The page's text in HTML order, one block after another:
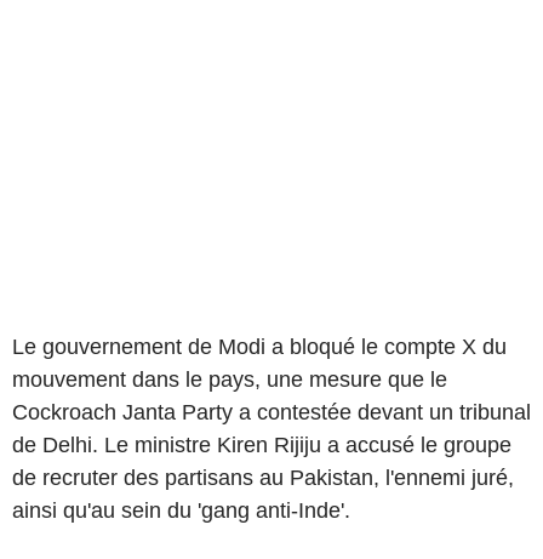
Le gouvernement de Modi a bloqué le compte X du
mouvement dans le pays, une mesure que le
Cockroach Janta Party a contestée devant un tribunal
de Delhi. Le ministre Kiren Rijiju a accusé le groupe
de recruter des partisans au Pakistan, l'ennemi juré,
ainsi qu'au sein du 'gang anti-Inde'.